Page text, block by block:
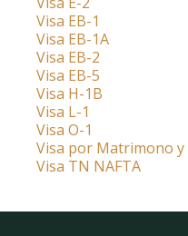
Visa EB-1
Visa EB-1A
Visa EB-2
Visa EB-5
Visa H-1B
Visa L-1
Visa O-1
Visa por Matrimono y
Visa TN NAFTA